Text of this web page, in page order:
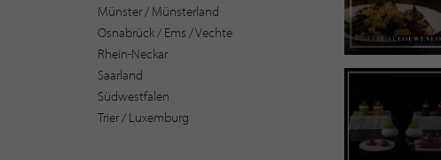
Münster / Münsterland
Osnabrück / Ems / Vechte
Rhein-Neckar
Saarland
Südwestfalen
Trier / Luxemburg